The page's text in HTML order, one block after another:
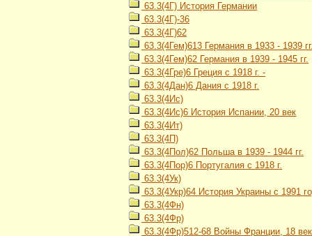
63.3(4Г) История Германии
63.3(4Г)-36
63.3(4Г)62
63.3(4Гем)613 Германия в 1933 - 1939
63.3(4Гем)62 Германия в 1939 - 1945 гг.
63.3(4Гре)6 Греция с 1918 г. -
63.3(4Дан)6 Дания с 1918 г.
63.3(4Ис)
63.3(4Ис)6 История Испании, 20 век
63.3(4Ит)
63.3(4П)
63.3(4Пол)62 Польша в 1939 - 1944 гг.
63.3(4Пор)6 Португалия с 1918 г.
63.3(4Ук)
63.3(4Укр)64 История Украины с 1991
63.3(4Фн)
63.3(4Фр)
63.3(4Фр)512-68 Войны Франции, 18 век